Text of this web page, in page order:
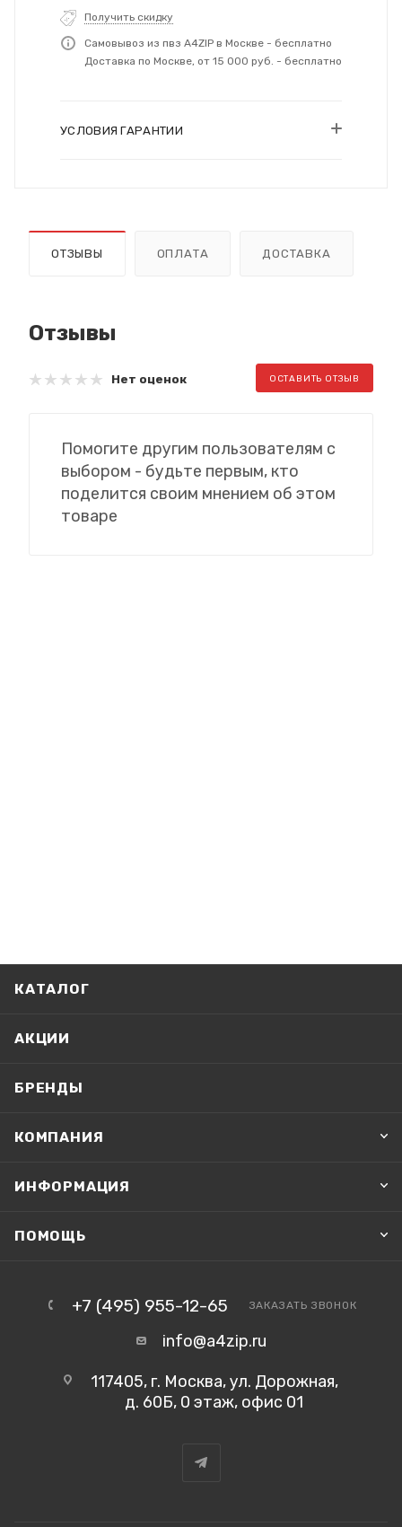
Получить скидку
Самовывоз из пвз A4ZIP в Москве - бесплатно
Доставка по Москве, от 15 000 руб. - бесплатно
УСЛОВИЯ ГАРАНТИИ
ОТЗЫВЫ ОПЛАТА ДОСТАВКА
Отзывы
Нет оценок ОСТАВИТЬ ОТЗЫВ
Помогите другим пользователям с
выбором - будьте первым, кто
поделится своим мнением об этом
товаре
КАТАЛОГ
АКЦИИ
БРЕНДЫ
КОМПАНИЯ
ИНФОРМАЦИЯ
ПОМОЩЬ
+7 (495) 955-12-65 ЗАКАЗАТЬ ЗВОНОК
info@a4zip.ru
117405, г. Москва, ул. Дорожная,
д. 60Б, 0 этаж, офис 01